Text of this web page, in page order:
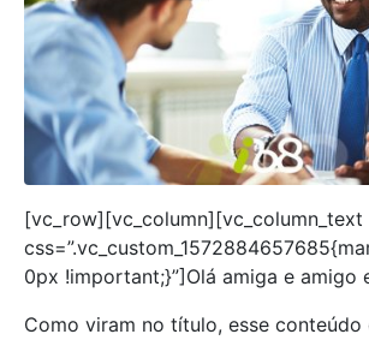
[vc_row][vc_column][vc_column_text
0px !important;}”]Olá amiga e amigo
Como viram no título, esse conteúdo